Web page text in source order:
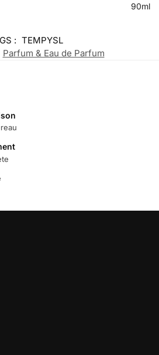
90ml
: TEMPYSL
Parfum & Eau de Parfum